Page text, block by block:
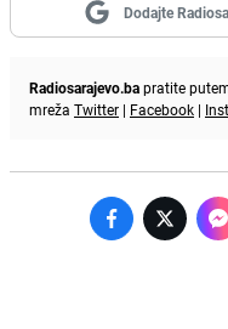
Dodajte
Radiosarajevo.bapratite
mreža Twitter | Facebook |